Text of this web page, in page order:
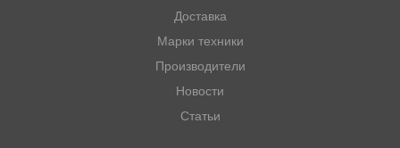
Доставка
Марки техники
Производители
Новости
Статьи